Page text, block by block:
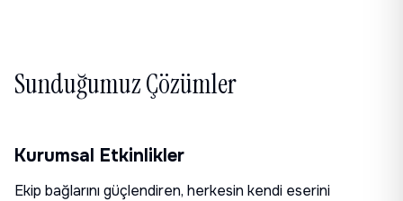
Sunduğumuz Çözümler
Kurumsal Etkinlikler
Ekip bağlarını güçlendiren, herkesin kendi eserini